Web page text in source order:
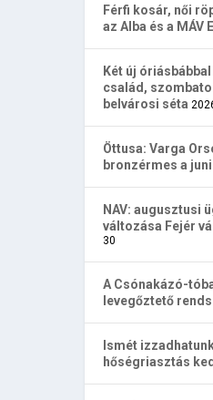
Férfi kosár, női
az Alba és a MÁV
Két új
család,
belvárosi séta
Öttusa: Varga
bronzérmes a
NAV: augusztusi
változása Fejér
30
A Csónakázó-
levegőztető
Ismét
hőségriasztás